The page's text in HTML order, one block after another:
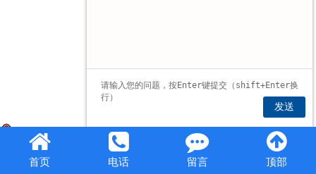
首页 电话 留言 顶部
豫公网安备 41072102000806号
发送